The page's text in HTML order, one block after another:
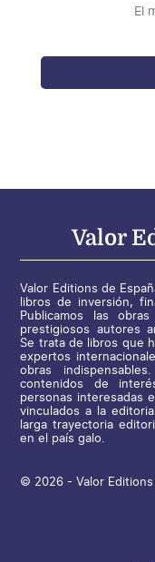
El
Valor
Valor Editions de
libros de inversión,
Publicamos las
prestigiosos autores
Se trata de libros que
expertos
obras
contenidos de
personas interesadas
vinculados a la
larga trayectoria
en el país galo.
© 2026 - Valor Editions